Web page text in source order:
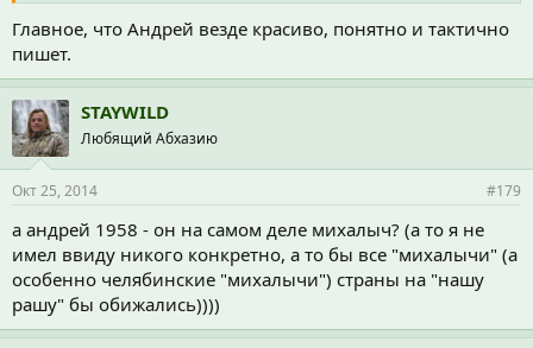
Главное, что Андрей везде красиво, понятно и тактично
пишет.
STAYWILD
Любящий Абхазию
Окт 25, 2014 #179
а андрей 1958 - он на самом деле михалыч? (а то я не
имел ввиду никого конкретно, а то бы все "михалычи" (а
особенно челябинские "михалычи") страны на "нашу
рашу" бы обижались))))